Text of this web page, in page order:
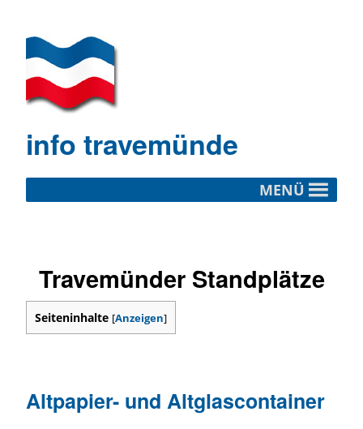
info travemünde
MENÜ
Travemünder Standplätze
Seiteninhalte [Anzeigen]
Altpapier- und Altglascontainer